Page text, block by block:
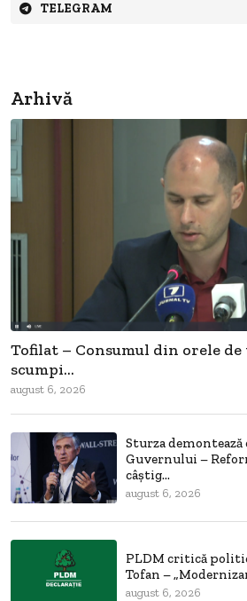
TELEGRAM
Arhivă
Tofilat – Consumul din orele
scumpi...
august 6, 2026
Sturza
Guvernului –
câștig...
august 6, 2026
PLDM critică
Tofan –
august 6, 2026